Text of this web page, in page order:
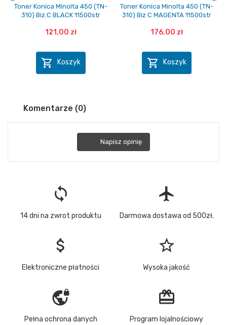
Toner Konica Minolta 450 (TN-
310) Biz.C BLACK 11500str
121,00 zł
 Koszyk
Toner Konica Minolta 450 (TN-
310) Biz C MAGENTA 11500str
176,00 zł
 Koszyk
Komentarze (0)
Napisz opinię
loop
14 dni na zwrot produktu
flight
Darmowa dostawa od 500zł.
attach_money
Elektroniczne płatności
star_border
Wysoka jakość
vpn_lock
Pełna ochrona danych
redeem
Program lojalnościowy